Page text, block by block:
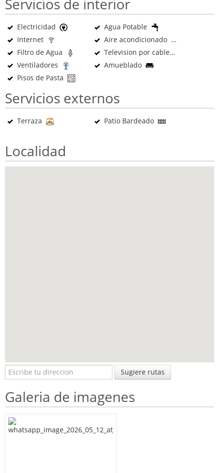
Servicios de interior
Electricidad
Agua Potable
Internet
Aire acondicionado
Filtro de Agua
Television por cable
Ventiladores
Amueblado
Pisos de Pasta
Servicios externos
Terraza Patio Bardeado
Localidad
Sugiere rutas
Galeria de imagenes